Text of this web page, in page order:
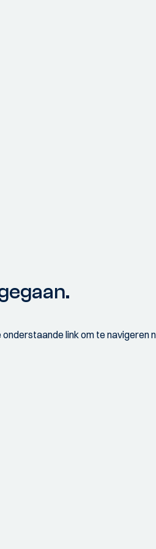
link om te navigeren